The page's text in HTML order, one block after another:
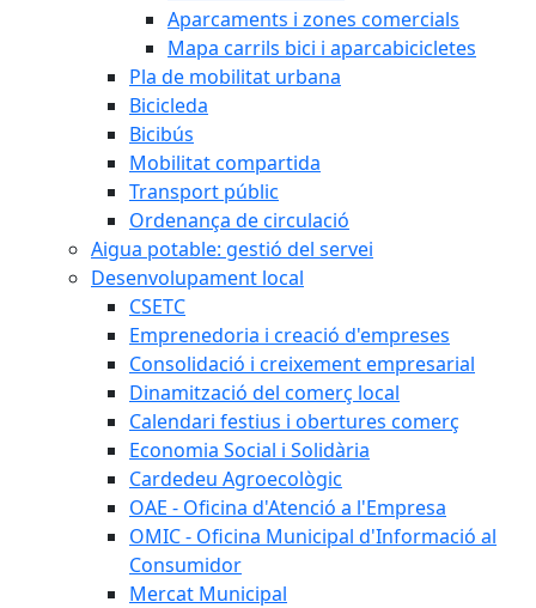
Aparcaments i zones comercials
Mapa carrils bici i aparcabicicletes
Pla de mobilitat urbana
Bicicleda
Bicibús
Mobilitat compartida
Transport públic
Ordenança de circulació
Aigua potable: gestió del servei
Desenvolupament local
CSETC
Emprenedoria i creació d'empreses
Consolidació i creixement empresarial
Dinamització del comerç local
Calendari festius i obertures comerç
Economia Social i Solidària
Cardedeu Agroecològic
OAE - Oficina d'Atenció a l'Empresa
OMIC - Oficina Municipal d'Informació al
Consumidor
Mercat Municipal